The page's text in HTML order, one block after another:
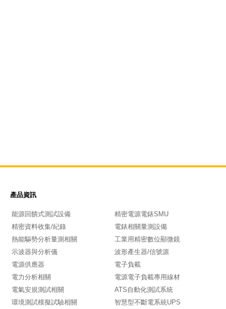
產品資訊
能源回饋式測試設備
精密電源電錶SMU
精密資料收集/紀錄
電錶相關量測設備
熱能驅勢分析量測相關
工業用精密數位顯微鏡
示波器與分析儀
波形產生器/信號源
電源供應器
電子負載
電力分析相關
電源電子負載專用線材
電氣安規測試相關
ATS自動化測試系統
環境測試模擬試驗相關
智慧型不斷電系統UPS